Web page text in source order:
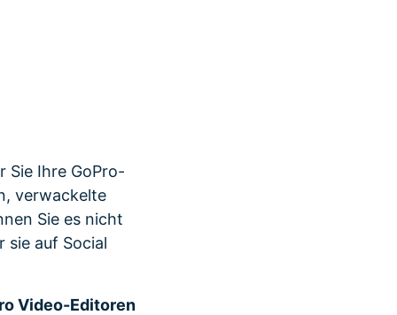
Sie Ihre GoPro-
verwackelte
Sie es nicht
sie auf Social
Video-Editoren